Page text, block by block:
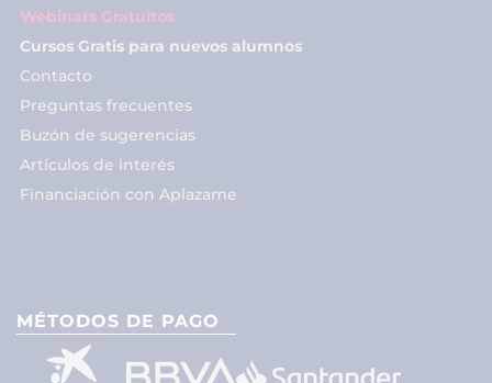
Webinars Gratuitos
Cursos Gratis para nuevos alumnos
Contacto
Preguntas frecuentes
Buzón de sugerencias
Artículos de interés
Financiación con Aplazame
MÉTODOS DE PAGO